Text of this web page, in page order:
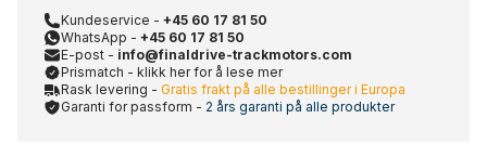
Kundeservice - +45 60 17 81 50
WhatsApp - +45 60 17 81 50
E-post - info@finaldrive-trackmotors.com
Prismatch - klikk her for å lese mer
Rask levering - Gratis frakt på alle bestillinger i Europa
Garanti for passform - 2 års garanti på alle produkter